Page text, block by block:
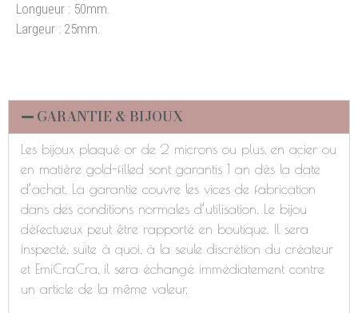
Longueur : 50mm.
Largeur : 25mm.
GARANTIE & BIJOUX
Les bijoux plaqué or de 2 microns ou plus, en acier ou
en matière gold-filled sont garantis 1 an dès la date
d’achat. La garantie couvre les vices de fabrication
dans des conditions normales d’utilisation. Le bijou
défectueux peut être rapporté en boutique. Il sera
inspecté, suite à quoi, à la seule discrétion du créateur
et EmiCraCra, il sera échangé immédiatement contre
un article de la même valeur.